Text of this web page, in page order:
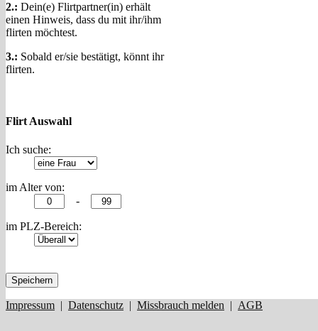
2.: Dein(e) Flirtpartner(in) erhält
einen Hinweis, dass du mit ihr/ihm
flirten möchtest.
3.: Sobald er/sie bestätigt, könnt ihr
flirten.
Flirt Auswahl
Ich suche:
im Alter von:
-
im PLZ-Bereich:
Speichern
Impressum | Datenschutz | Missbrauch melden | AGB